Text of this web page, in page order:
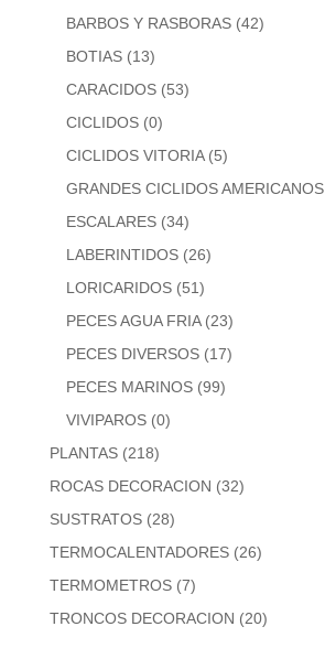
BARBOS Y RASBORAS (42)
BOTIAS (13)
CARACIDOS (53)
CICLIDOS (0)
CICLIDOS VITORIA (5)
GRANDES CICLIDOS AMERICANOS
ESCALARES (34)
LABERINTIDOS (26)
LORICARIDOS (51)
PECES AGUA FRIA (23)
PECES DIVERSOS (17)
PECES MARINOS (99)
VIVIPAROS (0)
PLANTAS (218)
ROCAS DECORACION (32)
SUSTRATOS (28)
TERMOCALENTADORES (26)
TERMOMETROS (7)
TRONCOS DECORACION (20)